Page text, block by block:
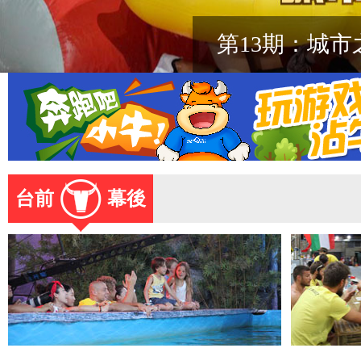
第13期：城市
台前 幕後